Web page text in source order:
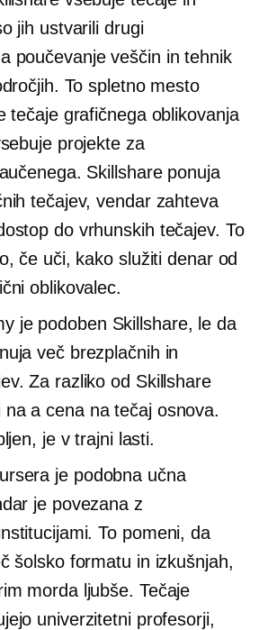
jih ustvarili drugi
poučevanje veščin in tehnik
To spletno mesto
tečaje grafičnega oblikovanja
projekte za
Skillshare ponuja
tečajev, vendar zahteva
do vrhunskih tečajev. To
če uči, kako služiti denar od
oblikovalec.
je podoben Skillshare, le da
več brezplačnih in
Za razliko od Skillshare
na acena na tečajosnova.
je v trajni lasti.
je podobna učna
je povezana z
To pomeni, da
šolskoformatu in izkušnjah,
morda ljubše. Tečaje
univerzitetni profesorji,